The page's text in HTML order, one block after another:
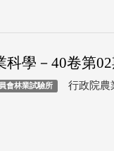
科學－40卷第
會林業試驗所 行政院農